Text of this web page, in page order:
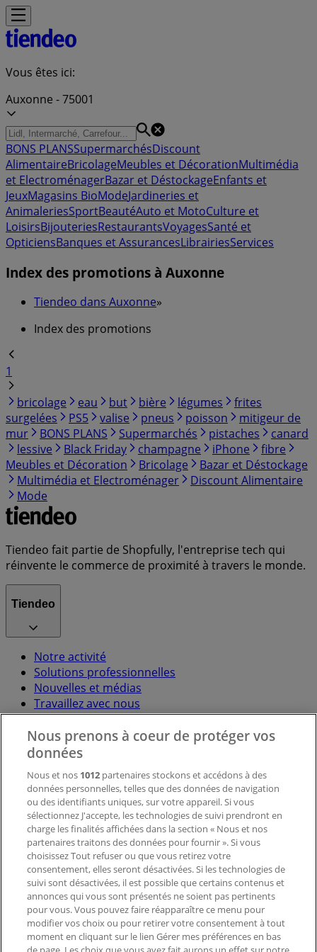
Vous êtes ici:
Auxonne - 75001
BONS PLANSSupermarchésDiscount
AlimentaireBricolageMeubles et DécorationMultimédia
et ElectroménagerBazar et DéstockageEnfants et
JeuxMagasins BioModeJardineries et
AnimaleriesSportBeautéAuto et MotoCulture et
LoisirsBijouteriesRestaurantsVoyagesSanté et
OpticiensBanques et AssurancesLibrairiesServices
Index des promotions à Auxonne
Tiendeo dans Auxonne»
Index des promotions
1
bricolage
eau but bière légumes
frites
surgelées
PS5 valise pneus poisson
mitigeur de
mur
BONS PLANS Supermarchés pistaches
canard
lessive
Black Friday champagne iPhone
fibre
Meubles et Décoration
Bricolage
Bazar et Déstockage
Multimédia et Electroménager
Discount Alimentaire
Mode
Tiendeo fait partie de Shopfully, l'entreprise tech qui
réinvente le commerce de proximité à travers le monde.
Tiendeo
Notre activité
Solutions professionnelles
Nouvelles et médias
Travaillez avec nous
Contactez-nous
Demande marketing et professionnelle
Magasin mal situé sur la carte
Signaler un prospectus
Vous rencontrez un problème technique sur l’appli
ou le site?
Index
Marques
Nous prenons à coeur de protéger vos
données
Nous et nos 1012 partenaires stockons et accédons à des
données personnelles, telles que des données de navigation
ou des identifiants uniques, sur votre appareil. Si vous
sélectionnez J'accepte, les technologies de suivi prendront en
charge les finalités affichées dans la section « Nous et nos
partenaires traitons des données pour fournir ». Si vous
choisissez Tout refuser ou que vous retirez votre
consentement, elles seront désactivées. Si les technologies de
suivi sont désactivées, il est possible que certains contenus et
annonces qui vous sont présentés ne soient pas pertinents
pour vous. Vous pouvez faire réapparaître ce menu pour
modifier vos choix ou pour retirer votre consentement à tout
moment en cliquant sur le lien Gérer mes préférences en bas